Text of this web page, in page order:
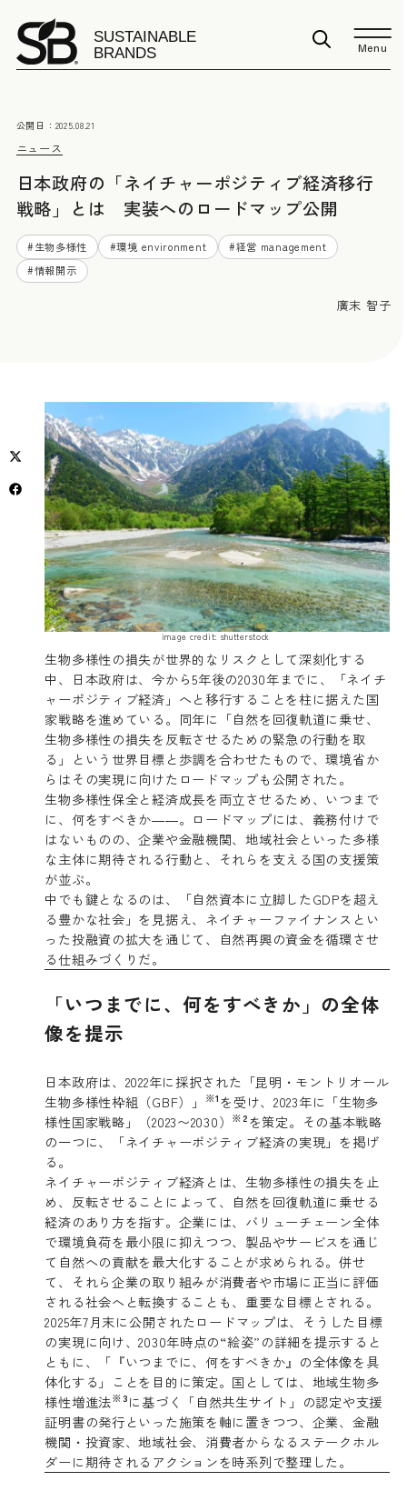
Menu
ニュース
公開日： 2025.08.21
日本政府の「ネイチャーポジティブ経済移行
戦略」とは 実装へのロードマップ公開
#生物多様性 #環境 environment #経営 management
#情報開示
廣末 智子
image credit: shutterstock
生物多様性の損失が世界的なリスクとして深刻化する
中、日本政府は、今から5年後の2030年までに、「ネイチ
ャーポジティブ経済」へと移行することを柱に据えた国
家戦略を進めている。同年に「自然を回復軌道に乗せ、
生物多様性の損失を反転させるための緊急の行動を取
る」という世界目標と歩調を合わせたもので、環境省か
らはその実現に向けたロードマップも公開された。
生物多様性保全と経済成長を両立させるため、いつまで
に、何をすべきか――。ロードマップには、義務付けで
はないものの、企業や金融機関、地域社会といった多様
な主体に期待される行動と、それらを支える国の支援策
が並ぶ。
中でも鍵となるのは、「自然資本に立脚したGDPを超え
る豊かな社会」を見据え、ネイチャーファイナンスとい
った投融資の拡大を通じて、自然再興の資金を循環させ
る仕組みづくりだ。
「いつまでに、何をすべきか」の全体
像を提示
日本政府は、2022年に採択された「昆明・モントリオール
生物多様性枠組（GBF）」
※1 を受け、2023年に「生物多
様性国家戦略」（2023〜2030）
※2 を策定。その基本戦略
の一つに、「ネイチャーポジティブ経済の実現」を掲げ
る。
ネイチャーポジティブ経済とは、生物多様性の損失を止
め、反転させることによって、自然を回復軌道に乗せる
経済のあり方を指す。企業には、バリューチェーン全体
で環境負荷を最小限に抑えつつ、製品やサービスを通じ
て自然への貢献を最大化することが求められる。併せ
て、それら企業の取り組みが消費者や市場に正当に評価
される社会へと転換することも、重要な目標とされる。
2025年7月末に公開されたロードマップは、そうした目標
の実現に向け、2030年時点の“絵姿”の詳細を提示すると
ともに、「『いつまでに、何をすべきか』の全体像を具
体化する」ことを目的に策定。国としては、地域生物多
様性増進法※3 に基づく「自然共生サイト」の認定や支援
証明書の発行といった施策を軸に置きつつ、企業、金融
機関・投資家、地域社会、消費者からなるステークホル
ダーに期待されるアクションを時系列で整理した。